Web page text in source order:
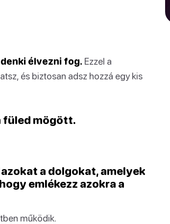
élvezni fog. Ezzel a
és biztosan adsz hozzá egy kis
füled mögött.
a dolgokat, amelyek
emlékezz azokra a
működik.